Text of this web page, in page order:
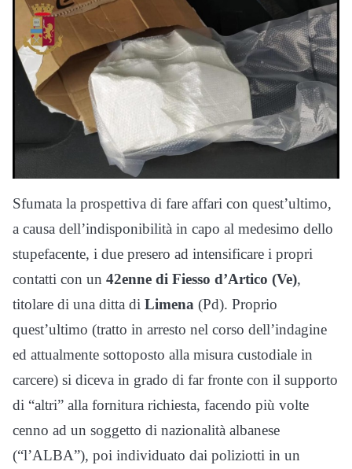
Sfumata la prospettiva di fare affari con quest’ultimo,
a causa dell’indisponibilità in capo al medesimo dello
stupefacente, i due presero ad intensificare i propri
contatti con un 42enne di Fiesso d’Artico (Ve),
titolare di una ditta di Limena (Pd). Proprio
quest’ultimo (tratto in arresto nel corso dell’indagine
ed attualmente sottoposto alla misura custodiale in
carcere) si diceva in grado di far fronte con il supporto
di “altri” alla fornitura richiesta, facendo più volte
cenno ad un soggetto di nazionalità albanese
(“l’ALBA”), poi individuato dai poliziotti in un